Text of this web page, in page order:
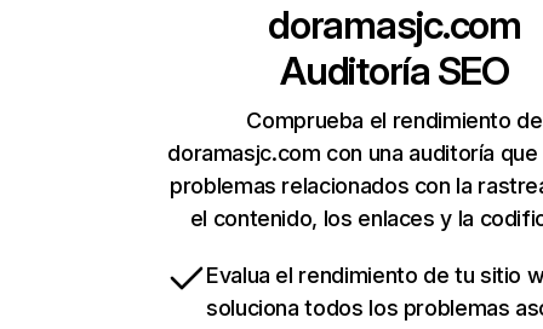
doramasjc.com
Auditoría SEO
Comprueba el rendimiento de
doramasjc.com con una auditoría
problemas relacionados con la
el contenido, los enlaces y la
Evalua el rendimiento de tu sitio
soluciona todos los problemas